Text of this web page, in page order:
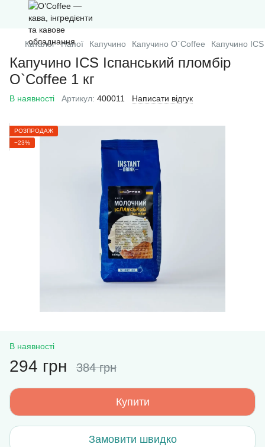
Каталог Напої Капучино Капучино O`Coffee Капучино
Капучино ICS Іспанський пломбір
O`Coffee 1 кг
В наявності Артикул: 400011 Написати відгук
РОЗПРОДАЖ
−23%
В наявності
294 грн 384 грн
Купити
Замовити швидко